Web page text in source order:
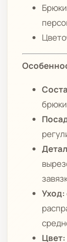
брюки
Уход:
Цвет: